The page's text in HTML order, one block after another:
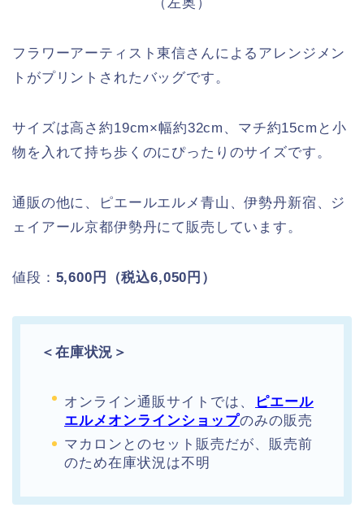
フラワーアーティスト東信さんによるアレンジメン
トがプリントされたバッグです。
サイズは高さ約19cm×幅約32cm、マチ約15cmと小
物を入れて持ち歩くのにぴったりのサイズです。
通販の他に、ピエールエルメ青山、伊勢丹新宿、ジ
ェイアール京都伊勢丹にて販売しています。
値段： 5,600円（税込6,050円）
＜在庫状況＞
オンライン通販サイトでは、
ピエール
エルメオンラインショップのみの販売
マカロンとのセット販売だが、販売前
のため在庫状況は不明